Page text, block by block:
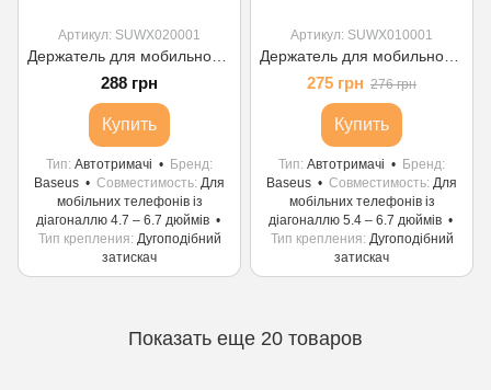
Артикул: SUWX020001
288 грн
Купить
Тип Автотримачі
Бренд
Baseus
Совместимость Для
мобільних телефонів із
діагоналлю 4.7 – 6.7 дюймів
Тип крепления Дугоподібний
затискач
Артикул: SUWX010001
275 грн 276 грн
Купить
Тип Автотримачі
Бренд
Baseus
Совместимость Для
мобільних телефонів із
діагоналлю 5.4 – 6.7 дюймів
Тип крепления Дугоподібний
затискач
Показать еще 20 товаров